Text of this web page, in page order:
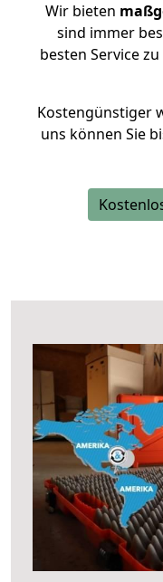
Wir bieten
sind immer
besten Service
Kostengünstiger
uns können Sie